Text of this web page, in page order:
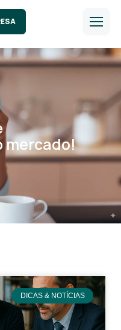
mercado!
DICAS & NOTÍCIAS